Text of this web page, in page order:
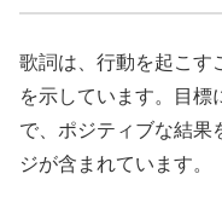
歌詞は、行動を起こす
を示しています。目標
で、ポジティブな結果
ジが含まれています。